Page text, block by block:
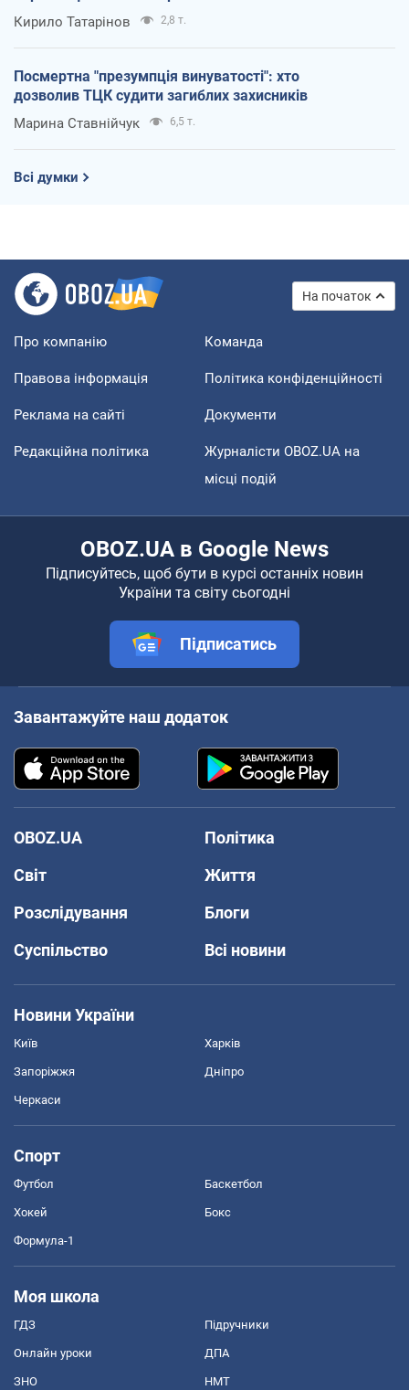
Кирило Татарінов 2,8 т.
Посмертна "презумпція винуватості": хто
дозволив ТЦК судити загиблих захисників
Марина Ставнійчук 6,5 т.
Всі думки
На початок
Про компанію Команда
Правова інформація Політика конфіденційності
Реклама на сайті Документи
Редакційна політика
Журналісти OBOZ.UA на
місці подій
OBOZ.UA в Google News
Підписуйтесь, щоб бути в курсі останніх новин
України та світу сьогодні
Підписатись
Завантажуйте наш додаток
OBOZ.UA
Політика
Світ
Життя
Розслідування
Блоги
Суспільство
Всі новини
Новини України
Київ Харків
Запоріжжя Дніпро
Черкаси
Спорт
Футбол Баскетбол
Хокей Бокс
Формула-1
Моя школа
ГДЗ Підручники
Онлайн уроки ДПА
ЗНО НМТ